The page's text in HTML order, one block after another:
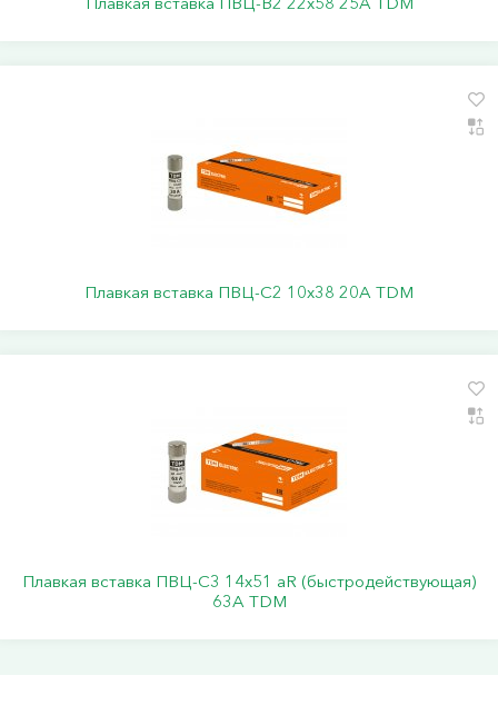
Плавкая вставка ПВЦ-С2 10х38 20А TDM
Плавкая вставка ПВЦ-С3 14х51 аR (быстродействующая)
63А TDM